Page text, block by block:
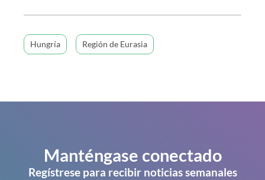
Hungría Región de Eurasia
Manténgase conectado
Regístrese para recibir noticias semanales